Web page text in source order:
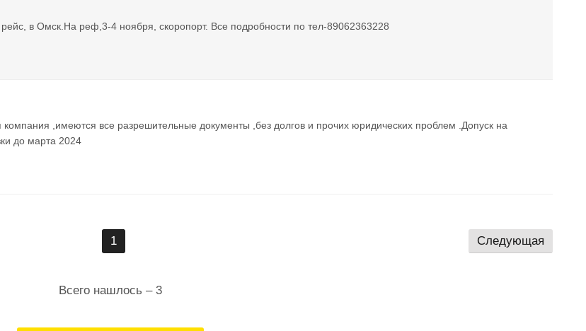
в Омск.На реф,3-4 ноября, скоропорт. Все подробности по тел-89062363228
компания ,имеются все разрешительные документы ,без долгов и прочих юридических проблем .Допуск на
до марта 2024
1 Следующая
Всего нашлось – 3